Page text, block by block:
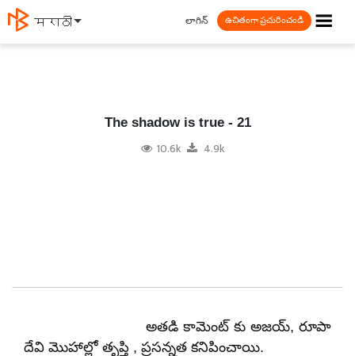
தமிழ் ☰
లాగిన్ ఉచితంగా ప్రచురించండి
The shadow is true - 21
10.6k 4.9k
అతడి కామెంట్ కు అజయ్, రూపా
దేవి మొహాల్లో తృప్తి , ప్రసన్నత కనిపించాయి.